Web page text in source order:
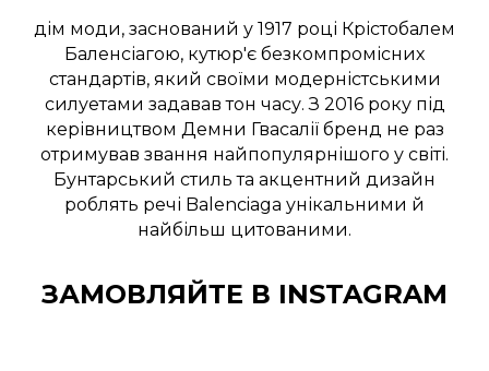
дім моди, заснований у 1917 році Крістобалем
Баленсіагою, кутюр'є безкомпромісних
стандартів, який своїми модерністськими
силуетами задавав тон часу. З 2016 року під
керівництвом Демни Гвасалії бренд не раз
отримував звання найпопулярнішого у світі.
Бунтарський стиль та акцентний дизайн
роблять речі Balenciaga унікальними й
найбільш цитованими.
ЗАМОВЛЯЙТЕ В INSTAGRAM